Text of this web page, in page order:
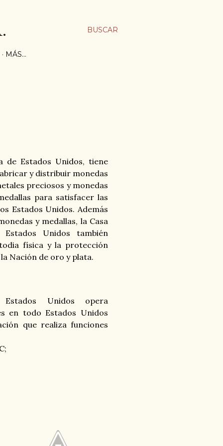
BUSCAR
MÁS…
de Estados Unidos, tiene
y distribuir monedas
preciosos y monedas
para satisfacer las
Estados Unidos. Además
y medallas, la Casa
Unidos también
física y la protección
Nación de oro y plata.
Unidos opera
en todo Estados Unidos
que realiza funciones